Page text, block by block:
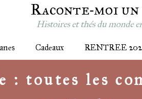
Raconte-moi
Histoires et thés du monde
Cadeaux RENTREE
: toutes les